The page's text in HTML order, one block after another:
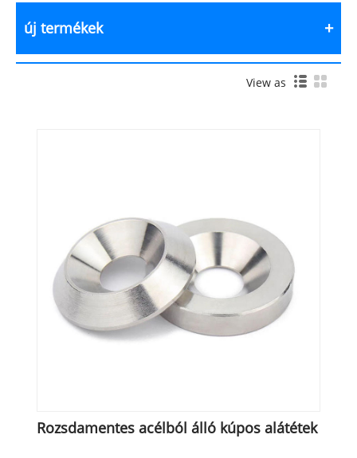
új termékek
View as
Rozsdamentes acélból álló kúpos alátétek